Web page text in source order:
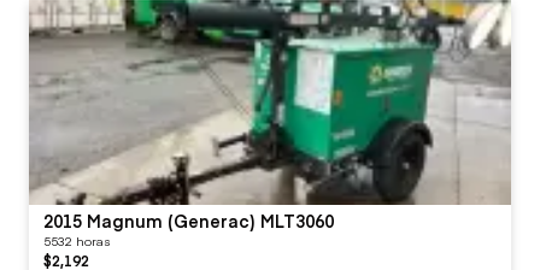
2015 Magnum (Generac) MLT3060
5532 horas
$2,192